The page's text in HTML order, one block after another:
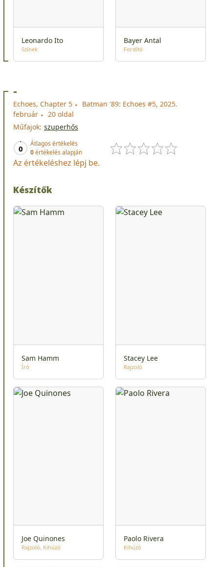
Leonardo Ito
Színek
Bayer Antal
Fordító
-
Echoes, Chapter 5
Batman '89: Echoes #5, 2025.
február
20 oldal
Műfajok: szuperhős
0
Átlagos értékelés
0értékelés alapján
Az értékeléshez lépj be.
Készítők
Sam Hamm
Író
Stacey Lee
Rajzoló
Joe Quinones
Rajzoló Kihúzó
Paolo Rivera
Kihúzó